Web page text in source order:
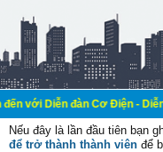
đàn Cơ Điện - Diễn đàn Cơ
Nếu đây là lần đầu tiên bạn
để trở thành thành viên để